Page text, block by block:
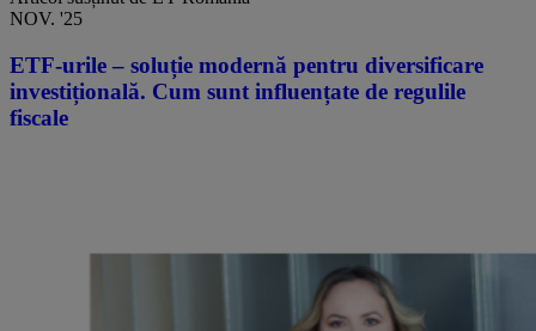
NOV. '25
ETF-urile – soluție modernă pentru diversificare
investițională. Cum sunt influențate de regulile
fiscale